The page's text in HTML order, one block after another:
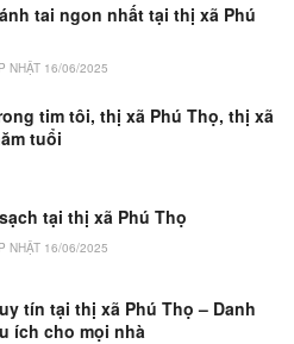
tai ngon nhất tại thị xã Phú
NHẬT 16/06/2025
tim tôi, thị xã Phú Thọ, thị xã
tuổi
tại thị xã Phú Thọ
NHẬT 16/06/2025
tín tại thị xã Phú Thọ – Danh
ích cho mọi nhà